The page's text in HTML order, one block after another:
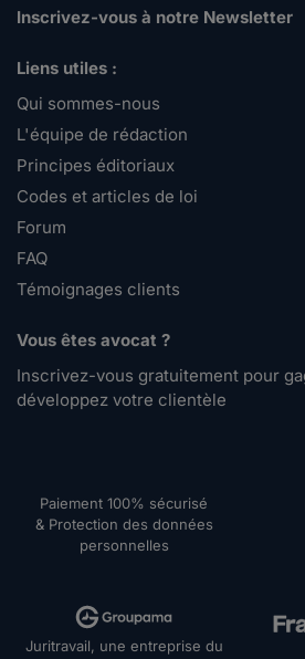
Inscrivez-vous à notre Newsletter
Liens utiles :
Qui sommes-nous
L'équipe de rédaction
Principes éditoriaux
Codes et articles de loi
Forum
FAQ
Témoignages clients
Vous êtes avocat ?
Inscrivez-vous gratuitement pour
développez votre clientèle
Paiement 100% sécurisé
& Protection des données
personnelles
Juritravail, une entreprise du